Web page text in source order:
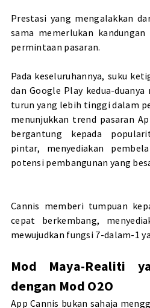
Prestasi yang mengalakkan
sama memerlukan
permintaan pasaran.
Pada keseluruhannya, suku
dan Google Play kedua-
turun yang lebih tinggi dalam
menunjukkan trend pasaran
bergantung kepada
pintar, menyediakan
potensi pembangunan yang
Cannis memberi tumpuan
cepat berkembang,
mewujudkan fungsi 7-dalam-1
Mod Maya-Realiti
dengan Mod O2O
App Cannis bukan sahaja